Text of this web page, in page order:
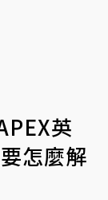
英
怎麼解